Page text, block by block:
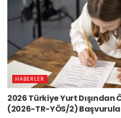
HABERLER
2026 Türkiye Yurt Dışından
(2026-TR-YÖS/2)